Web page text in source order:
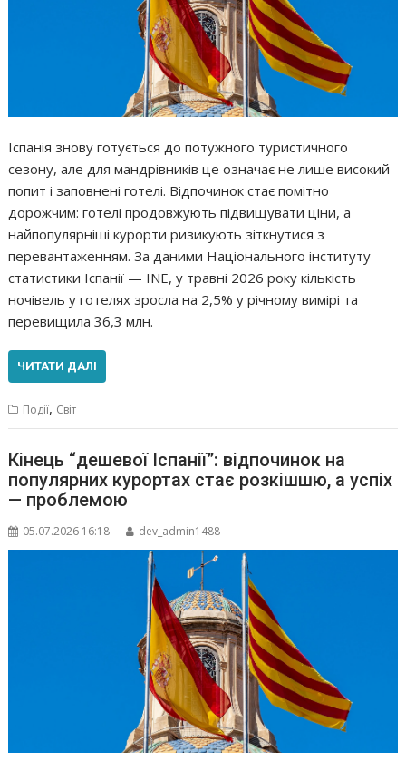
Іспанія знову готується до потужного туристичного
сезону, але для мандрівників це означає не лише високий
попит і заповнені готелі. Відпочинок стає помітно
дорожчим: готелі продовжують підвищувати ціни, а
найпопулярніші курорти ризикують зіткнутися з
перевантаженням. За даними Національного інституту
статистики Іспанії — INE, у травні 2026 року кількість
ночівель у готелях зросла на 2,5% у річному вимірі та
перевищила 36,3 млн.
ЧИТАТИ ДАЛІ
Події, Світ
Кінець “дешевої Іспанії”: відпочинок на
популярних курортах стає розкішшю, а успіх
— проблемою
05.07.2026 16:18 dev_admin1488